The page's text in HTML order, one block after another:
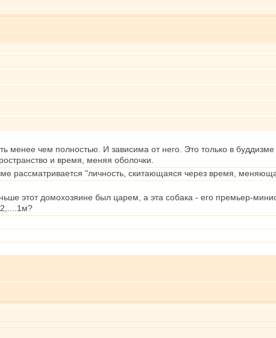
менее чем полностью. И зависима от него. Это только в буддизме
и время, меняя оболочки.
рассматривается "личность, скитающаяся через время,
этот домохозяине был царем, а эта собака - его премьер-